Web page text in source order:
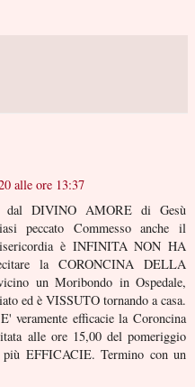
alle ore 13:37
dal DIVINO AMORE di Gesù
peccato Commesso anche il
è INFINITA NON HA
la CORONCINA DELLA
un Moribondo in Ospedale,
ed è VISSUTO tornando a casa.
veramente efficacie la Coroncina
alle ore 15,00 del pomeriggio
EFFICACIE. Termino con un